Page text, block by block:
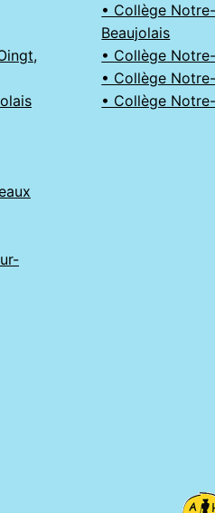
• Collège
Beaujolais
• Collège
• Collège
• Collège